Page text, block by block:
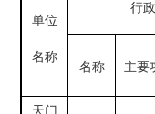
单位
名称
行
名称 主要
天门